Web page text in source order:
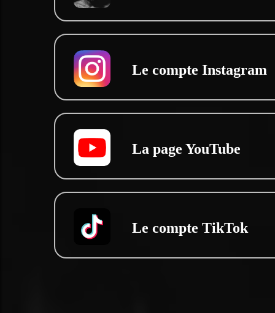
Le compte Instagram
La page YouTube
Le compte TikTok